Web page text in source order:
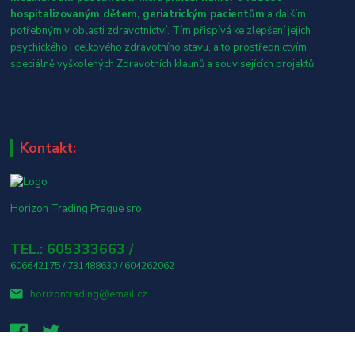
hospitalizovaným dětem, geriatrickým pacientům a dalším
potřebným v oblasti zdravotnictví. Tím přispívá ke zlepšení jejich
psychického i celkového zdravotního stavu, a to prostřednictvím
speciálně vyškolených Zdravotních klaunů a souvisejících projektů.
Kontakt:
Horizon Trading Prague sro
TEL.: 605333663 /
606642175 / 731488630 / 604262062
horizontrading@email.cz